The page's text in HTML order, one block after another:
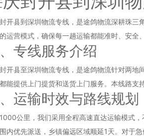
开县到深圳物流专线，是途鸽物流深耕珠
运营模式，确保每一趟运输都能准时、安全
专线服务介绍
开县至深圳物流专线，是途鸽物流针对两地
能提供上门提货和送货上门服务。本线路支
运输时效与路线规划
公里，我们采用全程高速直达运输模式
内优先派送，乡镇偏远区域顺延1天。对于